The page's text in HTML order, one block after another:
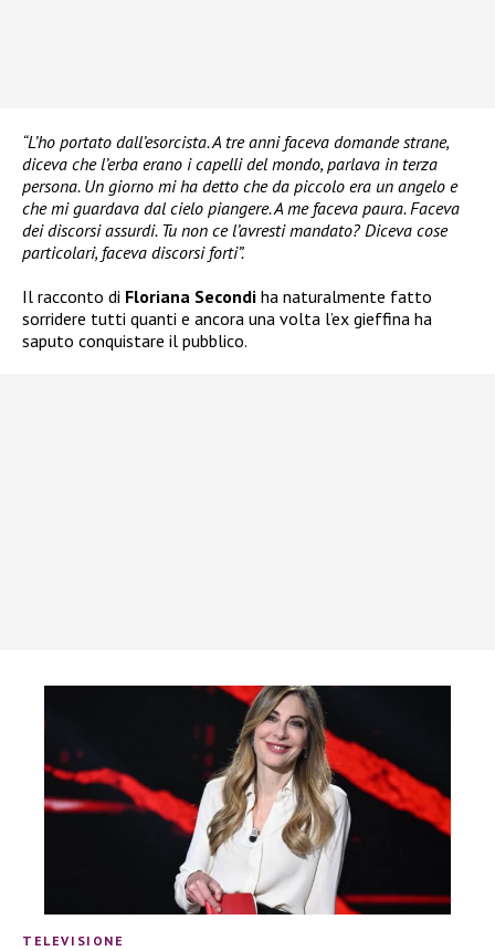
“L’ho portato dall’esorcista. A tre anni faceva domande strane,
diceva che l’erba erano i capelli del mondo, parlava in terza
persona. Un giorno mi ha detto che da piccolo era un angelo e
che mi guardava dal cielo piangere. A me faceva paura. Faceva
dei discorsi assurdi. Tu non ce l’avresti mandato? Diceva cose
particolari, faceva discorsi forti”.
Il racconto di Floriana Secondi ha naturalmente fatto
sorridere tutti quanti e ancora una volta l’ex gieffina ha
saputo conquistare il pubblico.
TELEVISIONE